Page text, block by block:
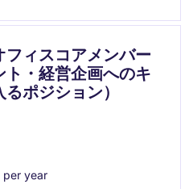
ィスコアメンバー
ト・経営企画へのキ
ポジション）
year